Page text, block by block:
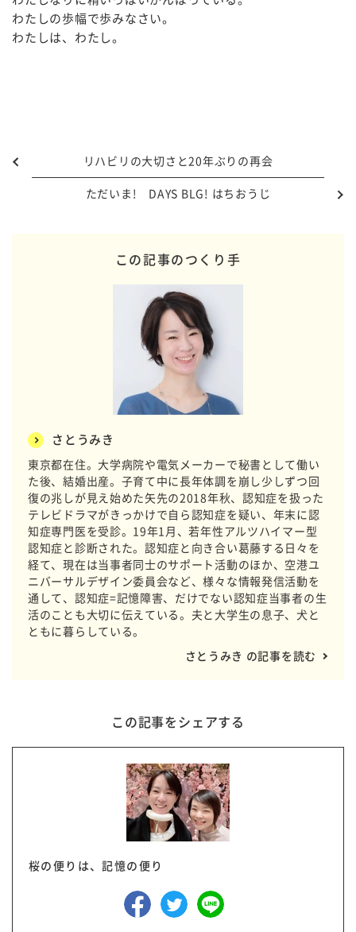
わたしの歩幅で歩みなさい。
わたしは、わたし。
リハビリの大切さと20年ぶりの再会
ただいま! DAYS BLG! はちおうじ
この記事のつくり手
さとうみき
東京都在住。大学病院や電気メーカーで秘書として働い
た後、結婚出産。子育て中に長年体調を崩し少しずつ回
復の兆しが見え始めた矢先の2018年秋、認知症を扱った
テレビドラマがきっかけで自ら認知症を疑い、年末に認
知症専門医を受診。19年1月、若年性アルツハイマー型
認知症と診断された。認知症と向き合い葛藤する日々を
経て、現在は当事者同士のサポート活動のほか、空港ユ
ニバーサルデザイン委員会など、様々な情報発信活動を
通して、認知症=記憶障害、だけでない認知症当事者の生
活のことも大切に伝えている。夫と大学生の息子、犬と
ともに暮らしている。
さとうみき の記事を読む
この記事をシェアする
桜の便りは、記憶の便り